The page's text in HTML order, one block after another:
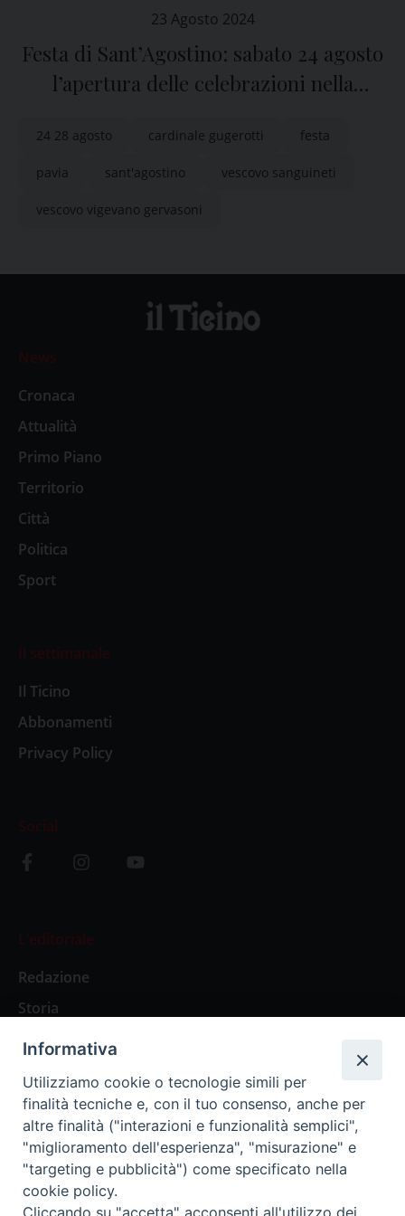
23 Agosto 2024
Festa di Sant’Agostino: sabato 24 agosto
l’apertura delle celebrazioni nella
24 28 agosto cardinale gugerotti festa
pavia sant'agostino vescovo sanguineti
vescovo vigevano gervasoni
News
Cronaca
Attualità
Primo Piano
Territorio
Città
Politica
Sport
Il settimanale
Il Ticino
Abbonamenti
Privacy Policy
Social
L’editoriale
Redazione
Storia
Abbonamenti
Abbonamento Annuale Digitale
Abbonamento Annuale Cartaceo
Abbonamento Singola Copia Digitale
Informativa
Utilizziamo cookie o tecnologie simili per
finalità tecniche e, con il tuo consenso, anche per
altre finalità ("interazioni e funzionalità semplici",
"miglioramento dell'esperienza", "misurazione" e
"targeting e pubblicità") come specificato nella
cookie policy.